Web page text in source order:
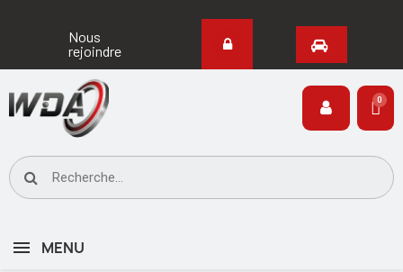
Nous
rejoindre
MENU